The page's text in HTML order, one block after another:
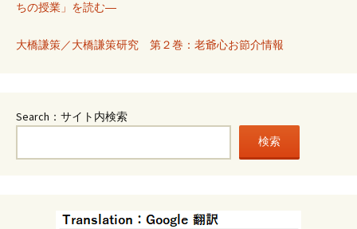
ちの授業」を読む―
大橋謙策／大橋謙策研究 第２巻：老爺心お節介情報
Search：サイト内検索
検索